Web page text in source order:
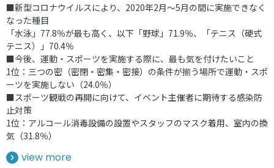
■新型コロナウイルスにより、2020年2月～5月の間に実施できなく
なった種目
「水泳」77.8％が最も高く、以下「野球」71.9％、「テニス（硬式
テニス）」70.4％
■今後、運動・スポーツを実施する際に、最も気を付けたいこと
1位：三つの密（密閉・密集・密接）の条件が揃う場所で運動・スポ
ーツを実施しない（24.0％）
■スポーツ観戦の再開に向けて、イベント主催者に期待する感染防
止対策
1位：アルコール消毒設備の設置やスタッフのマスク着用、室内の換
気（31.8％）
view more